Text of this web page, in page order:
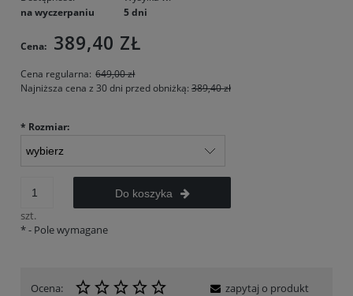
na wyczerpaniu
5 dni
Cena: 389,40 ZŁ
Cena regularna: 649,00 zł
Najniższa cena z 30 dni przed obniżką: 389,40 zł
* Rozmiar:
szt.
Do koszyka
*- Pole wymagane
Ocena:
zapytaj o produkt